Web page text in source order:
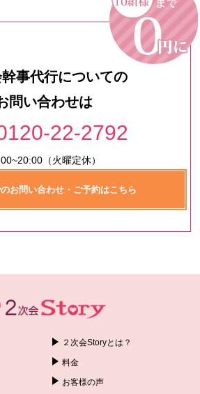
事代行についての
問い合わせは
22-2792
（火曜定休）
お問い合わせ・ご予約はこちら
２次会Storyとは？
料金
お客様の声